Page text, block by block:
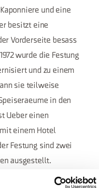
und eine
besitzt eine
Vorderseite besass
wurde die Festung
und zu einem
sie teilweise
in den
Ueber einen
einem Hotel
Festung sind zwei
ausgestellt.